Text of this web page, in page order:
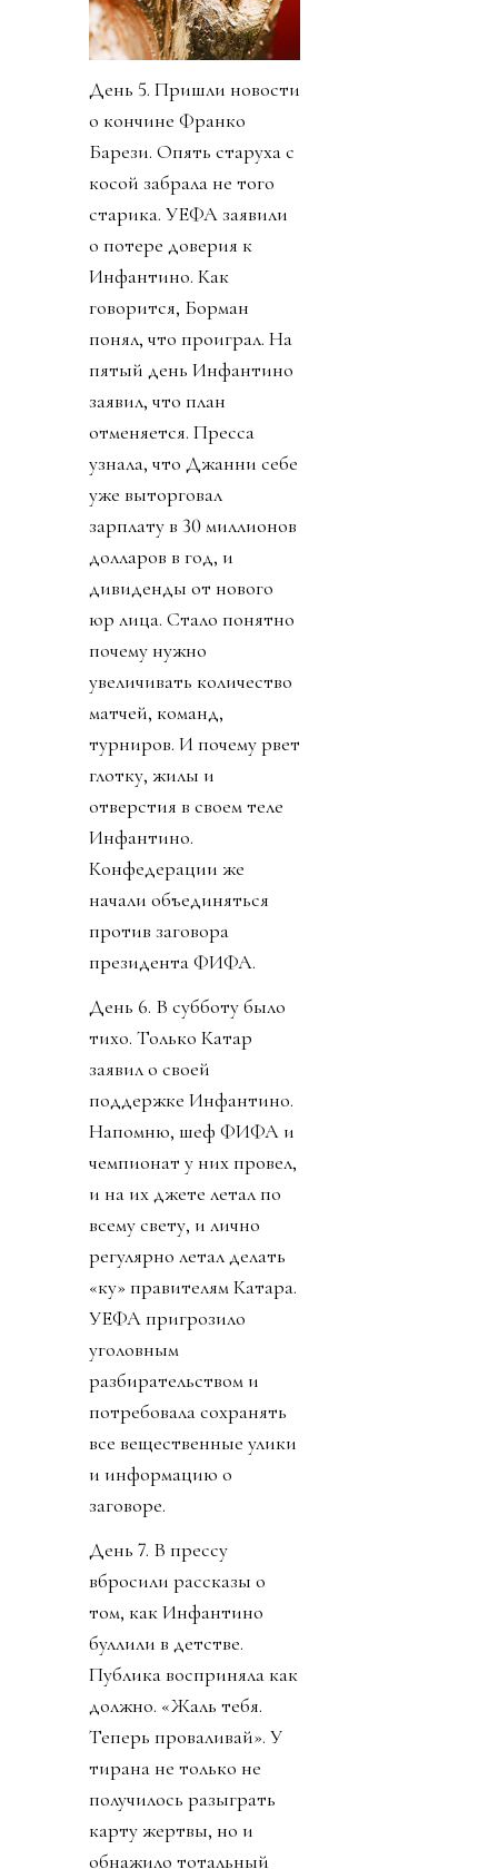
День 5. Пришли новости
о кончине Франко
Барези. Опять старуха с
косой забрала не того
старика. УЕФА заявили
о потере доверия к
Инфантино. Как
говорится, Борман
понял, что проиграл. На
пятый день Инфантино
заявил, что план
отменяется. Пресса
узнала, что Джанни себе
уже выторговал
зарплату в 30 миллионов
долларов в год, и
дивиденды от нового
юр лица. Стало понятно
почему нужно
увеличивать количество
матчей, команд,
турниров. И почему рвет
глотку, жилы и
отверстия в своем теле
Инфантино.
Конфедерации же
начали объединяться
против заговора
президента ФИФА.
День 6. В субботу было
тихо. Только Катар
заявил о своей
поддержке Инфантино.
Напомню, шеф ФИФА и
чемпионат у них провел,
и на их джете летал по
всему свету, и лично
регулярно летал делать
«ку» правителям Катара.
УЕФА пригрозило
уголовным
разбирательством и
потребовала сохранять
все вещественные улики
и информацию о
заговоре.
День 7. В прессу
вбросили рассказы о
том, как Инфантино
буллили в детстве.
Публика восприняла как
должно. «Жаль тебя.
Теперь проваливай». У
тирана не только не
получилось разыграть
карту жертвы, но и
обнажило тотальный